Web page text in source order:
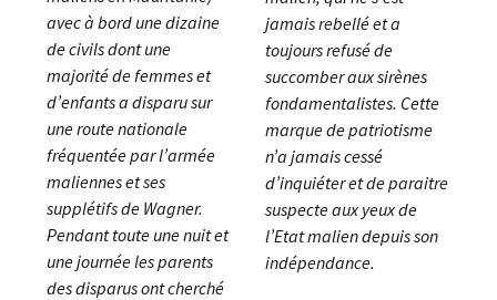
avec à bord une dizaine
de civils dont une
majorité de femmes et
d’enfants a disparu sur
une route nationale
fréquentée par l’armée
maliennes et ses
supplétifs de Wagner.
Pendant toute une nuit et
une journée les parents
des disparus ont cherché
jamais rebellé et a
toujours refusé de
succomber aux sirènes
fondamentalistes. Cette
marque de patriotisme
n’a jamais cessé
d’inquiéter et de paraitre
suspecte aux yeux de
l’Etat malien depuis son
indépendance.